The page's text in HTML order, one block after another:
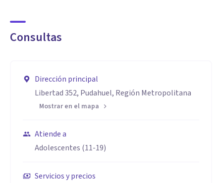
Consultas
Dirección principal
Libertad 352, Pudahuel, Región Metropolitana
Mostrar en el mapa
Atiende a
Adolescentes (11-19)
Servicios y precios